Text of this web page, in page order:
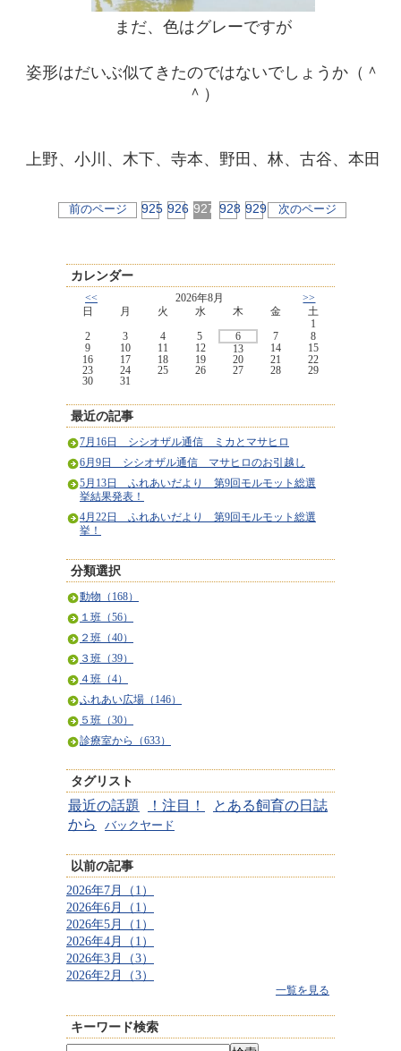
まだ、色はグレーですが
姿形はだいぶ似てきたのではないでしょうか（＾
＾）
上野、小川、木下、寺本、野田、林、古谷、本田
前のページ 925 926 927 928 929 次のページ
カレンダー
<< 2026年8月
>>
日
月 火 水 木 金
土
1
2
3 4 5 6 7
8
9
10 11 12 13 14
15
16
17 18 19 20 21
22
23
24 25 26 27 28
29
30
31
最近の記事
7月16日 シシオザル通信 ミカとマサヒロ
6月9日 シシオザル通信 マサヒロのお引越し
5月13日 ふれあいだより 第9回モルモット総選
挙結果発表！
4月22日 ふれあいだより 第9回モルモット総選
挙！
分類選択
動物（168）
１班（56）
２班（40）
３班（39）
４班（4）
ふれあい広場（146）
５班（30）
診療室から（633）
タグリスト
最近の話題 ！注目！
とある飼育の日誌
から
バックヤード
以前の記事
2026年7月（1）
2026年6月（1）
2026年5月（1）
2026年4月（1）
2026年3月（3）
2026年2月（3）
一覧を見る
キーワード検索